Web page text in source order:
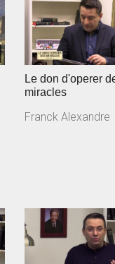
Le don d'operer
miracles
Franck Alexandre